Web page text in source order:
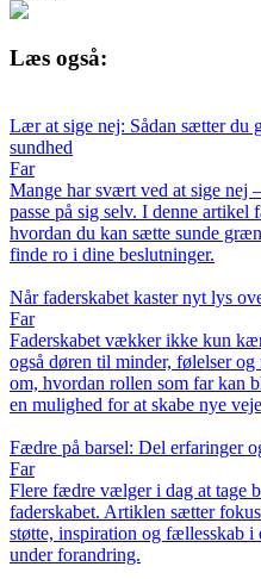
Læs også:
Lær at sige nej: Sådan sætter du
sundhed
Far
Mange har svært ved at sige nej
passe på sig selv. I denne
hvordan du kan sætte sunde
finde ro i dine beslutninger.
Når faderskabet kaster nyt lys
Far
Faderskabet vækker ikke kun
også døren til minder, følelser
om, hvordan rollen som far kan
en mulighed for at skabe nye
Fædre på barsel: Del erfaringer
Far
Flere fædre vælger i dag at tage
faderskabet. Artiklen sætter
støtte, inspiration og fællesskab
under forandring.